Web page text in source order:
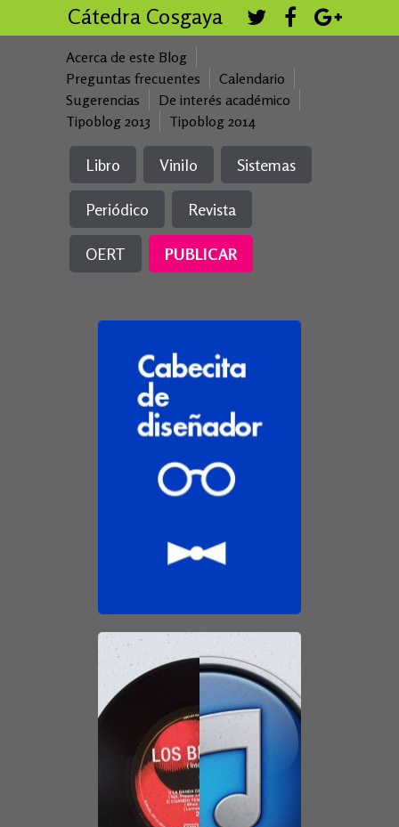
Cátedra Cosgaya
Acerca de este Blog
Preguntas frecuentes
Calendario
Sugerencias
De interés académico
Tipoblog 2013
Tipoblog 2014
Libro Vinilo Sistemas
Periódico Revista
OERT PUBLICAR